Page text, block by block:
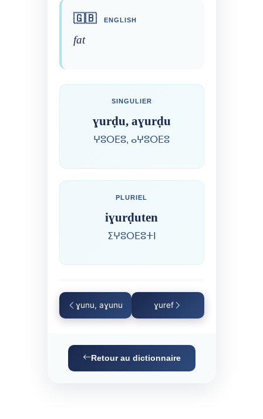
🇬🇧 ENGLISH
fat
SINGULIER
ɣurḍu, aɣurḍu
ⵖⵓⵔⴹⵓ, ⴰⵖⵓⵔⴹⵓ
PLURIEL
iɣurḍuten
ⵉⵖⵓⵔⴹⵓⵜⵏ
ɣunu, aɣunu ɣuref
Retour au dictionnaire